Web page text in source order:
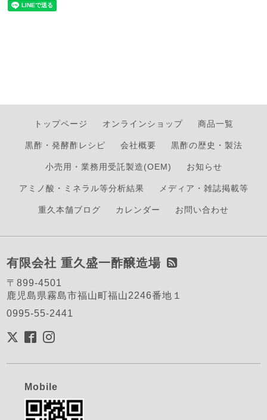
トップページ オンラインショップ 商品一覧
黒酢・発酵酢レシピ 会社概要 黒酢の歴史・製法
小売用・業務用受託製造(OEM) お知らせ
アミノ酸・ミネラル等分析結果 メディア・雑誌掲載等
重久本舗ブログ カレンダー お問い合わせ
有限会社 重久盛一酢醸造場
〒899-4501
鹿児島県霧島市福山町福山2246番地１
0995-55-2441
Mobile